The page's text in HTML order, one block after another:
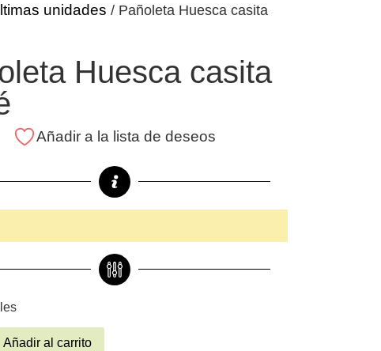
unidades / Pañoleta Huesca casita
Huesca casita
Añadir a la lista de deseos
Añadir al carrito